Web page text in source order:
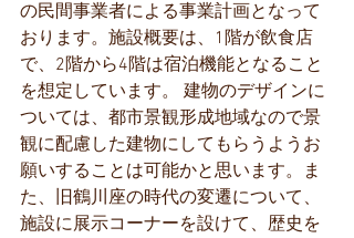
の民間事業者による事業計画となって
おります。施設概要は、1階が飲食店
で、2階から4階は宿泊機能となること
を想定しています。 建物のデザインに
ついては、都市景観形成地域なので景
観に配慮した建物にしてもらうようお
願いすることは可能かと思います。ま
た、旧鶴川座の時代の変遷について、
施設に展示コーナーを設けて、歴史を